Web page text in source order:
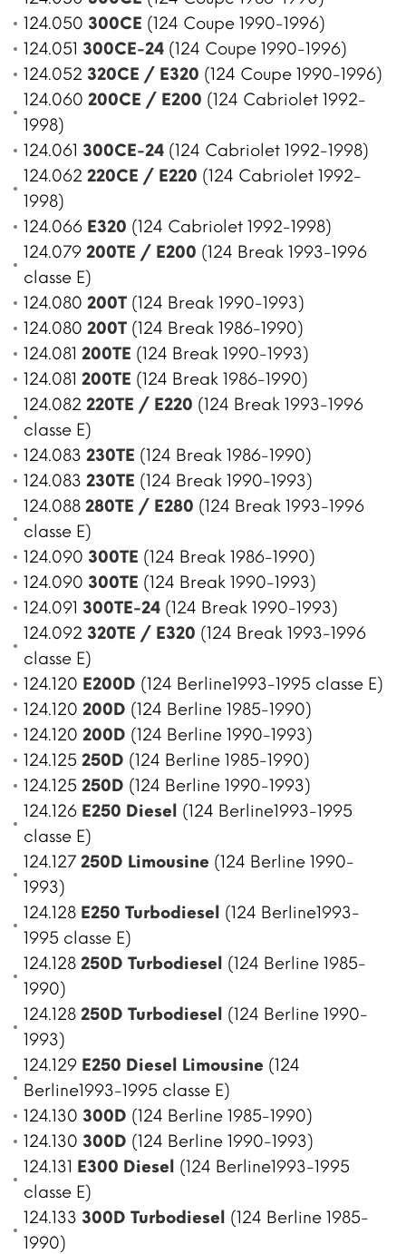
124.050 300CE (124 Coupe 1990-1996)
124.051 300CE-24 (124 Coupe 1990-1996)
124.052 320CE / E320 (124 Coupe 1990-1996)
124.060 200CE / E200 (124 Cabriolet 1992-
1998)
124.061 300CE-24 (124 Cabriolet 1992-1998)
124.062 220CE / E220 (124 Cabriolet 1992-
1998)
124.066 E320 (124 Cabriolet 1992-1998)
124.079 200TE / E200 (124 Break 1993-1996
classe E)
124.080 200T (124 Break 1990-1993)
124.080 200T (124 Break 1986-1990)
124.081 200TE (124 Break 1990-1993)
124.081 200TE (124 Break 1986-1990)
124.082 220TE / E220 (124 Break 1993-1996
classe E)
124.083 230TE (124 Break 1986-1990)
124.083 230TE (124 Break 1990-1993)
124.088 280TE / E280 (124 Break 1993-1996
classe E)
124.090 300TE (124 Break 1986-1990)
124.090 300TE (124 Break 1990-1993)
124.091 300TE-24 (124 Break 1990-1993)
124.092 320TE / E320 (124 Break 1993-1996
classe E)
124.120 E200D (124 Berline1993-1995 classe E)
124.120 200D (124 Berline 1985-1990)
124.120 200D (124 Berline 1990-1993)
124.125 250D (124 Berline 1985-1990)
124.125 250D (124 Berline 1990-1993)
124.126 E250 Diesel (124 Berline1993-1995
classe E)
124.127 250D Limousine (124 Berline 1990-
1993)
124.128 E250 Turbodiesel (124 Berline1993-
1995 classe E)
124.128 250D Turbodiesel (124 Berline 1985-
1990)
124.128 250D Turbodiesel (124 Berline 1990-
1993)
124.129 E250 Diesel Limousine (124
Berline1993-1995 classe E)
124.130 300D (124 Berline 1985-1990)
124.130 300D (124 Berline 1990-1993)
124.131 E300 Diesel (124 Berline1993-1995
classe E)
124.133 300D Turbodiesel (124 Berline 1985-
1990)